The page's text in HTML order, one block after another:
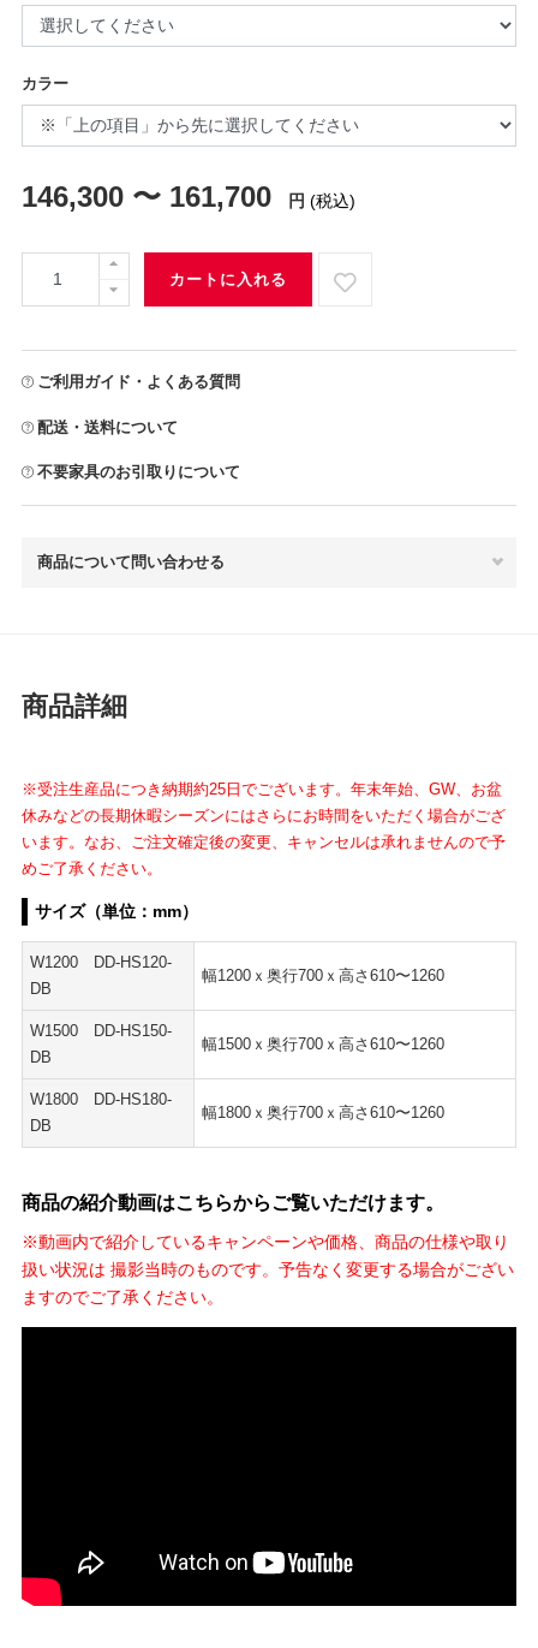
カラー
146,300 〜 161,700 円 (税込)
カートに入れる
ご利用ガイド・よくある質問
配送・送料について
不要家具のお引取りについて
商品について問い合わせる
商品詳細
※受注生産品につき納期約25日でございます。年末年始、GW、お盆
休みなどの長期休暇シーズンにはさらにお時間をいただく場合がござ
います。なお、ご注文確定後の変更、キャンセルは承れませんので予
めご了承ください。
サイズ（単位：mm）
W1200 DD-HS120-
DB
幅1200ｘ奥行700ｘ高さ610〜1260
W1500 DD-HS150-
DB
幅1500ｘ奥行700ｘ高さ610〜1260
W1800 DD-HS180-
DB
幅1800ｘ奥行700ｘ高さ610〜1260
商品の紹介動画はこちらからご覧いただけます。
※動画内で紹介しているキャンペーンや価格、商品の仕様や取り
扱い状況は 撮影当時のものです。予告なく変更する場合がござい
ますのでご了承ください。